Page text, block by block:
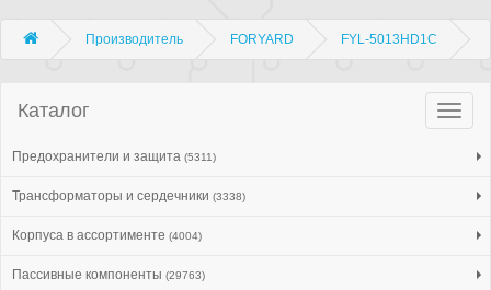
Производитель FORYARD FYL-5013HD1C
Каталог
Предохранители и защита (5311)
Трансформаторы и сердечники (3338)
Корпуса в ассортименте (4004)
Пассивные компоненты (29763)